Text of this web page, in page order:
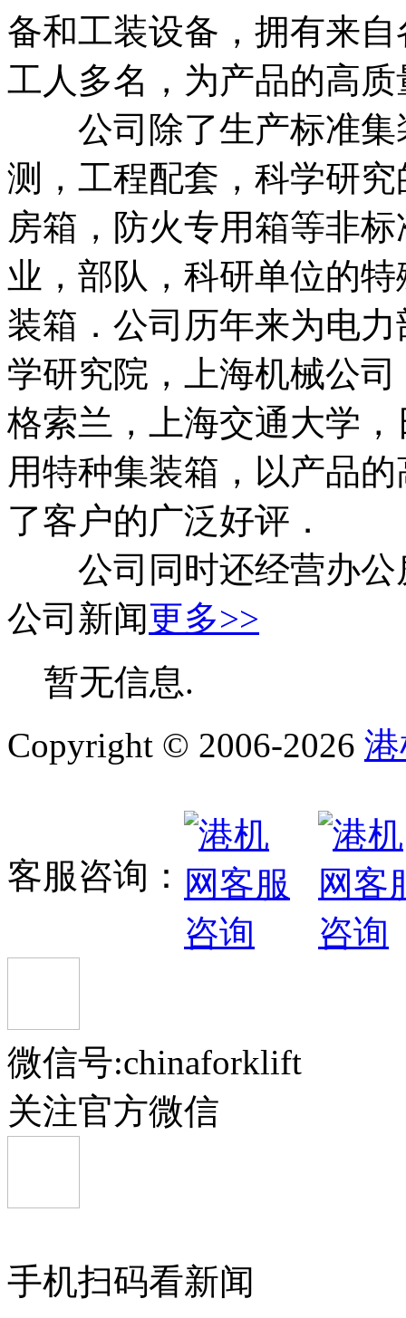
备和工装设备，拥有来
工人多名，为产品的高
公司除了生产标准集
测，工程配套，科学研
房箱，防火专用箱等非
业，部队，科研单位的
装箱．公司历年来为电
学研究院，上海机械公
格索兰，上海交通大学
用特种集装箱，以产品
了客户的广泛好评．
公司同时还经营办公
公司新闻更多>>
暂无信息.
Copyright © 2006-2026
客服咨询：
微信号:chinaforklift
关注官方微信
手机扫码看新闻